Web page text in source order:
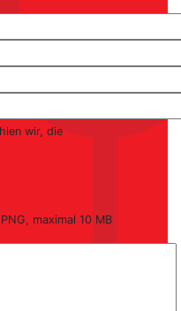
wir, die
maximal 10 MB